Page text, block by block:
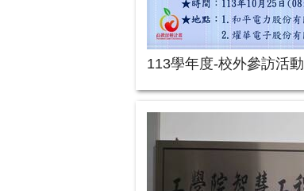
113學年度-校外參訪活動